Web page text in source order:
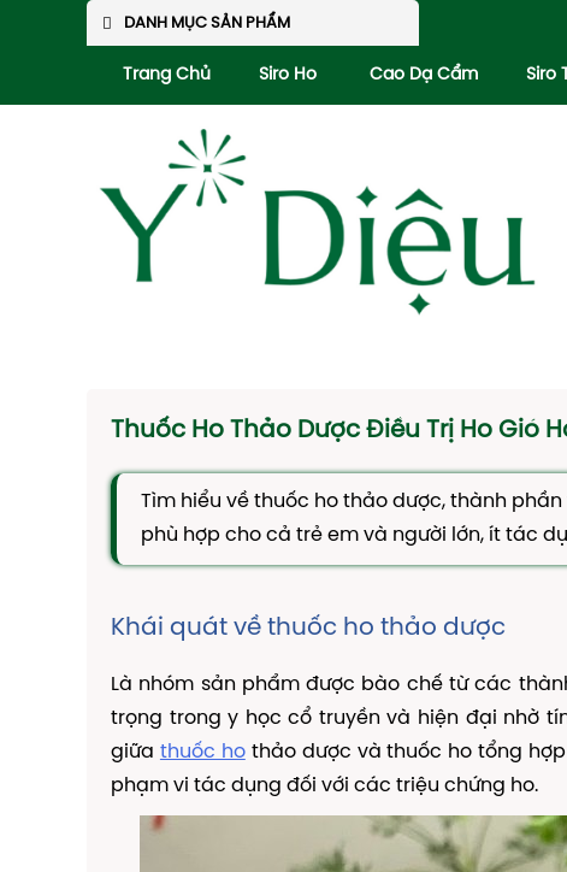
DANH MỤC SẢN PHẨM
Trang Chủ Siro Ho Cao Dạ Cẩm Siro
Thuốc Ho Thảo Dược Điều Trị Ho Gió
Tìm hiểu về thuốc ho thảo dược, thành
phù hợp cho cả trẻ em và người lớn, ít tác
Khái quát về thuốc ho thảo dược
Là nhóm sản phẩm được bào chế từ các
trọng trong y học cổ truyền và hiện đại nhờ
giữa thuốc hothảo dược và thuốc ho tổng
phạm vi tác dụng đối với các triệu chứng ho.